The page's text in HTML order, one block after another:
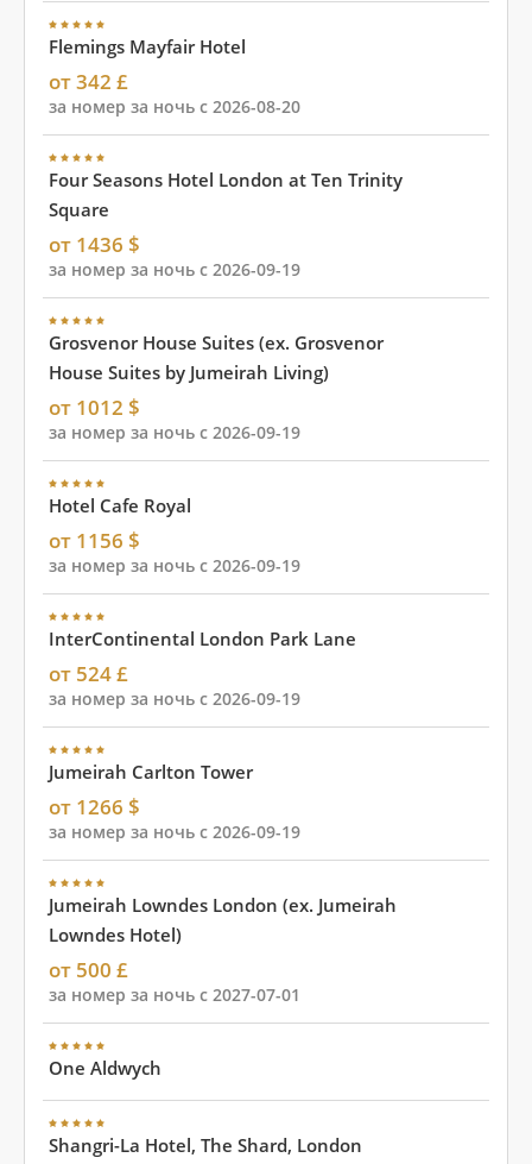
Flemings Mayfair Hotel
от 342 £
за номер за ночь с 2026-08-20
Four Seasons Hotel London at Ten Trinity
Square
от 1436 $
за номер за ночь с 2026-09-19
Grosvenor House Suites (ex. Grosvenor
House Suites by Jumeirah Living)
от 1012 $
за номер за ночь с 2026-09-19
Hotel Cafe Royal
от 1156 $
за номер за ночь с 2026-09-19
InterContinental London Park Lane
от 524 £
за номер за ночь с 2026-09-19
Jumeirah Carlton Tower
от 1266 $
за номер за ночь с 2026-09-19
Jumeirah Lowndes London (ex. Jumeirah
Lowndes Hotel)
от 500 £
за номер за ночь с 2027-07-01
One Aldwych
Shangri-La Hotel, The Shard, London